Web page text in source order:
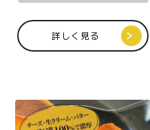
詳しく見る